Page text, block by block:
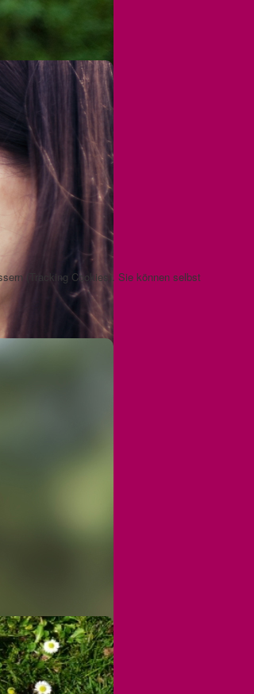
Sie uns
mit
(Tracking Cookies). Sie können selbst